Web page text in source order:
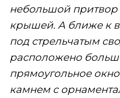
небольшой притвор
крышей. А ближе к
под стрельчатым
расположено
прямоугольное
камнем с